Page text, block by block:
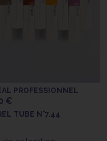
PROFESSIONNEL
€
TUBE N°7.44